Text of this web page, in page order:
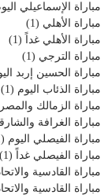
مباراة الإسماعيلي
مباراة الأهلي (1)
مباراة الأهلي غداً (1)
مباراة الترجي (1)
مباراة الحسين إربد
مباراة الذئاب اليوم (1)
مباراة الزمالك
مباراة الغرافة
مباراة الفيصلي اليوم (1)
مباراة الفيصلي غداً (1)
مباراة القادسية
مباراة القادسية